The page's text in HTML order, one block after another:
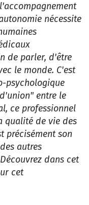
nécessite
de parler, d'être
le monde. C'est
psychologique
entre le
ce professionnel
qualité de vie des
précisément son
autres
dans cet
cet